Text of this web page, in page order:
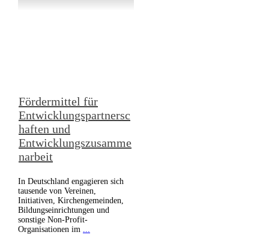
Fördermittel für
Entwicklungspartnersc
haften und
Entwicklungszusamme
narbeit
In Deutschland engagieren sich
tausende von Vereinen,
Initiativen, Kirchengemeinden,
Bildungseinrichtungen und
sonstige Non-Profit-
Organisationen im ...